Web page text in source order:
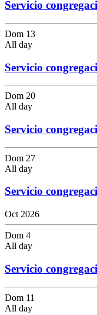
Servicio
Dom 13
All day
Servicio
Dom 20
All day
Servicio
Dom 27
All day
Servicio
Oct 2026
Dom 4
All day
Servicio
Dom 11
All day